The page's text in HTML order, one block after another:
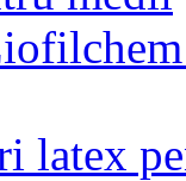
latex